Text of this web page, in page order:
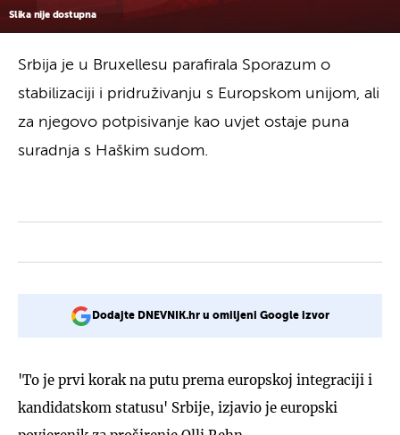
Slika nije dostupna
Srbija je u Bruxellesu parafirala Sporazum o
stabilizaciji i pridruživanju s Europskom unijom, ali
za njegovo potpisivanje kao uvjet ostaje puna
suradnja s Haškim sudom.
Dodajte DNEVNIK.hr u omiljeni Google izvor
'To je prvi korak na putu prema europskoj integraciji i
kandidatskom statusu' Srbije, izjavio je europski